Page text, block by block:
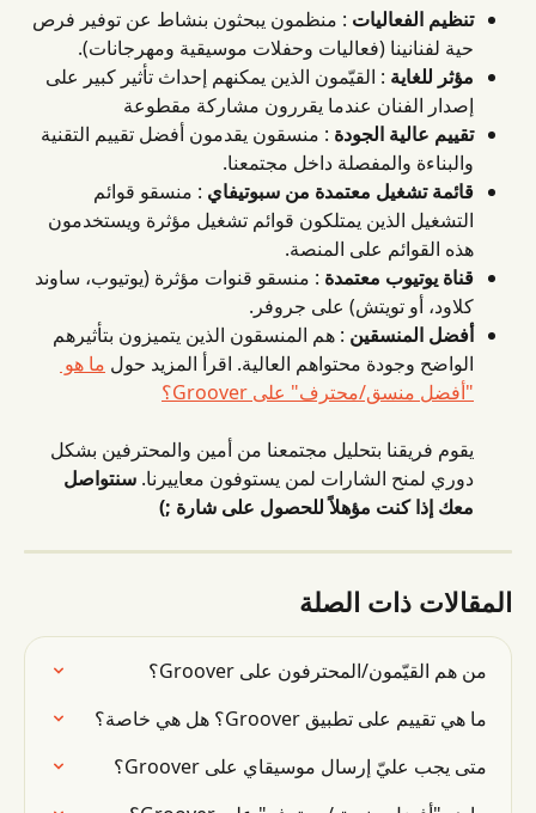
تنظيم الفعاليات : منظمون يبحثون بنشاط عن توفير فرص
حية لفنانينا (فعاليات وحفلات موسيقية ومهرجانات).
مؤثر للغاية : القيّمون الذين يمكنهم إحداث تأثير كبير على
إصدار الفنان عندما يقررون مشاركة مقطوعة
تقييم عالية الجودة : منسقون يقدمون أفضل تقييم التقنية
والبناءة والمفصلة داخل مجتمعنا.
قائمة تشغيل معتمدة من سبوتيفاي : منسقو قوائم
التشغيل الذين يمتلكون قوائم تشغيل مؤثرة ويستخدمون
هذه القوائم على المنصة.
قناة يوتيوب معتمدة : منسقو قنوات مؤثرة (يوتيوب، ساوند
كلاود، أو تويتش) على جروفر.
أفضل المنسقين : هم المنسقون الذين يتميزون بتأثيرهم
الواضح وجودة محتواهم العالية. اقرأ المزيد حول ما هو
"أفضل منسق/محترف" على Groover؟
يقوم فريقنا بتحليل مجتمعنا من أمين والمحترفين بشكل
دوري لمنح الشارات لمن يستوفون معاييرنا. سنتواصل
معك إذا كنت مؤهلاً للحصول على شارة ;)
المقالات ذات الصلة
من هم القيّمون/المحترفون على Groover؟
ما هي تقييم على تطبيق Groover؟ هل هي خاصة؟
متى يجب عليّ إرسال موسيقاي على Groover؟